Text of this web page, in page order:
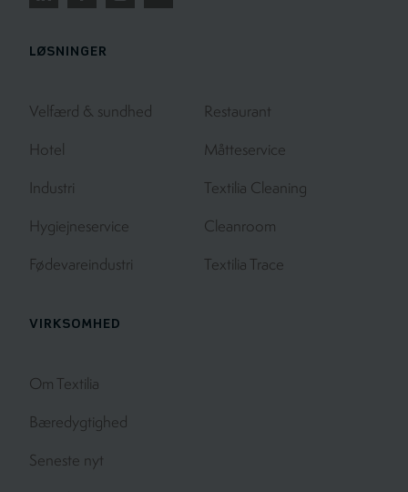
LØSNINGER
Velfærd & sundhed
Hotel
Industri
Hygiejneservice
Fødevareindustri
Restaurant
Måtteservice
Textilia Cleaning
Cleanroom
Textilia Trace
VIRKSOMHED
Om Textilia
Bæredygtighed
Seneste nyt